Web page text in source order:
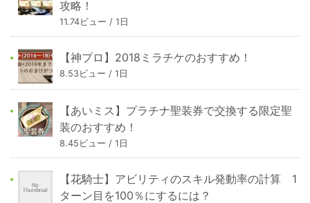
攻略！
11.74ビュー / 1日
【神プロ】2018ミラチケのおすすめ！
8.53ビュー / 1日
【あいミス】プラチナ聖装券で交換する限定聖
装のおすすめ！
8.45ビュー / 1日
【花騎士】アビリティのスキル発動率の計算 1
ターン目を100％にするには？